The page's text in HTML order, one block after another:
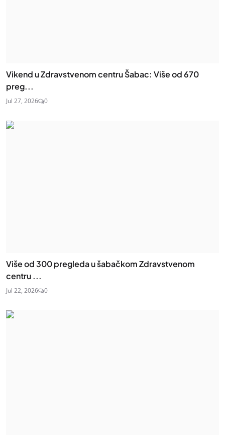
Vikend u Zdravstvenom centru Šabac: Više od 670
preg...
Jul 27, 2026 0
Više od 300 pregleda u šabačkom Zdravstvenom
centru ...
Jul 22, 2026 0